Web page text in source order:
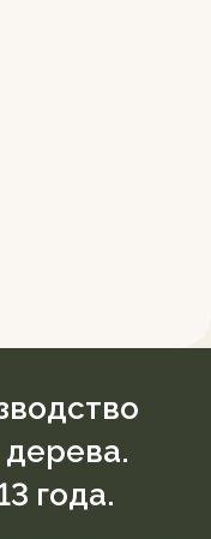
дерева.
года.